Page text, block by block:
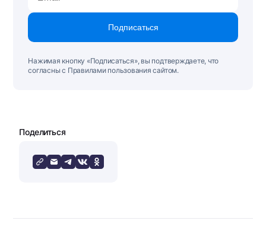
Подписаться
Нажимая кнопку «Подписаться», вы подтверждаете, что
согласны с Правилами пользования сайтом.
Поделиться